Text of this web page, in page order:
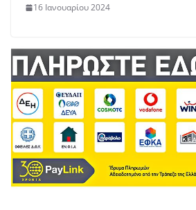
16 Ιανουαρίου 2024